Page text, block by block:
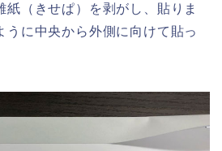
紙（きせぱ）を剥がし、貼りま
うに中央から外側に向けて貼っ